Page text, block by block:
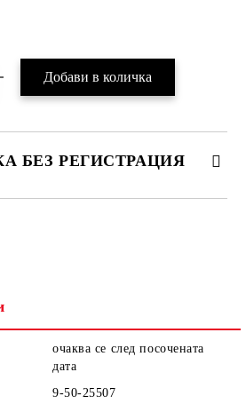
БЕЗ РЕГИСТРАЦИЯ
очаква се след посочената
дата
9-50-25507